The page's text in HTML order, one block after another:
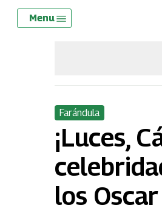
Skip
Menu
Farándula
¡Luces,
los
Menu